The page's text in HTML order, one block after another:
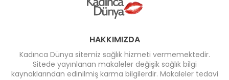
HAKKIMIZDA
Kadınca Dünya sitemiz sağlık hizmeti vermemektedir.
Sitede yayınlanan makaleler değişik sağlık bilgi
kaynaklarından edinilmiş karma bilgilerdir. Makaleler tedavi